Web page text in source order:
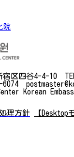
院
宿区四谷4-4-10
6074
Korean
理方針
【Desktop